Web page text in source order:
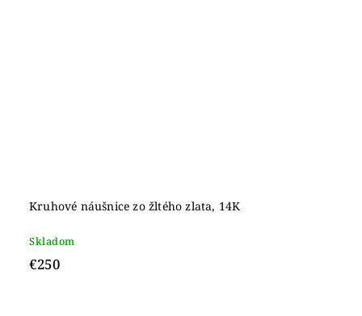
Kruhové náušnice zo žltého zlata, 14K
Skladom
€250